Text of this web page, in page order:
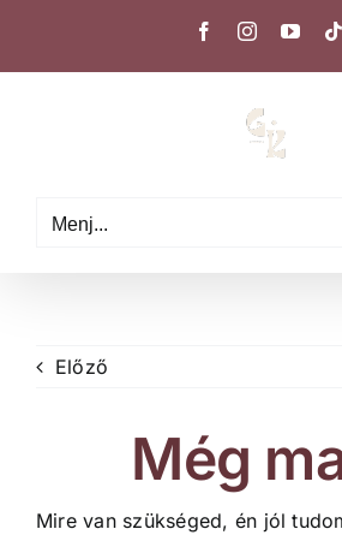
FacebookInstagram
Menj...
Előző
Még
Mire van szükséged, én jól